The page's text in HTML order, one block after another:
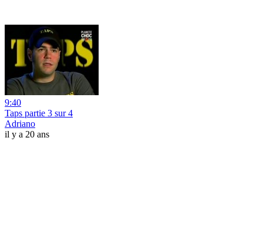
9:40
Taps partie 3 sur 4
Adriano
il y a 20 ans